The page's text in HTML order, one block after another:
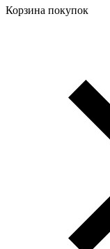
Корзина покупок